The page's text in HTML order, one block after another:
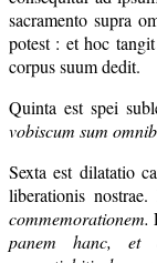
sacramento supra
potest : et hoc
corpus suum dedit.
Quinta est spei
vobiscum sum
Sexta est dilatatio
liberationis
commemorationem.
panem hanc, et